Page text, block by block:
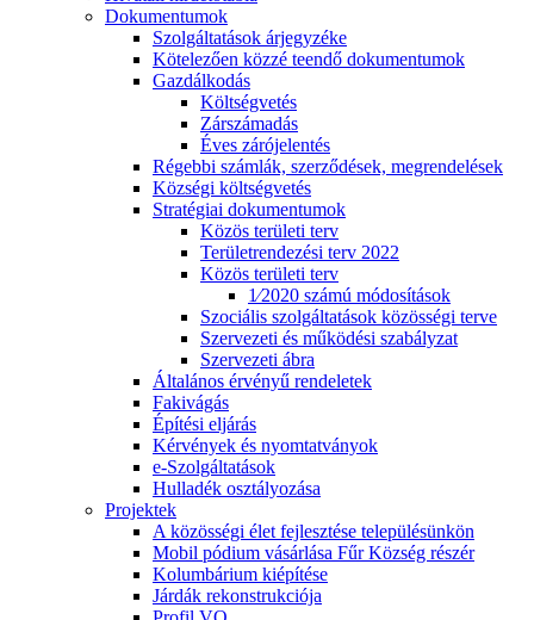
Dokumentumok
Szolgáltatások árjegyzéke
Kötelezően közzé teendő dokumentumok
Gazdálkodás
Költségvetés
Zárszámadás
Éves zárójelentés
Régebbi számlák, szerződések, megrendelések
Községi költségvetés
Stratégiai dokumentumok
Közös területi terv
Területrendezési terv 2022
Közös területi terv
1⁄2020 számú módosítások
Szociális szolgáltatások közösségi terve
Szervezeti és működési szabályzat
Szervezeti ábra
Általános érvényű rendeletek
Fakivágás
Építési eljárás
Kérvények és nyomtatványok
e-Szolgáltatások
Hulladék osztályozása
Projektek
A közösségi élet fejlesztése településünkön
Mobil pódium vásárlása Fűr Község részér
Kolumbárium kiépítése
Járdák rekonstrukciója